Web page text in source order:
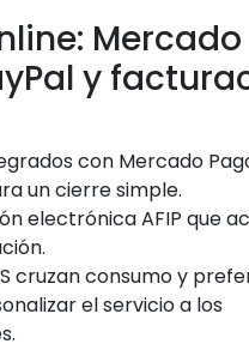
Mercado
y
con Mercado
un cierre simple.
electrónica AFIP que
cruzan consumo y
el servicio a los